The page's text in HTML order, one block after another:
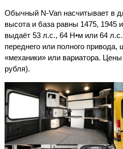
Обычный N-Van насчитывает в
высота и база равны 1475, 1945
выдаёт 53 л.с., 64 Н•м или 64
переднего или полного привода,
«механики» или вариатора.
рубля).